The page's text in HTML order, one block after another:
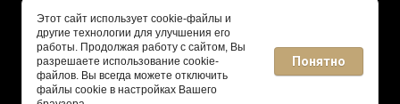
Этот сайт использует cookie-файлы и
другие технологии для улучшения его
работы. Продолжая работу с сайтом, Вы
разрешаете использование cookie-
файлов. Вы всегда можете отключить
файлы cookie в настройках Вашего
Понятно